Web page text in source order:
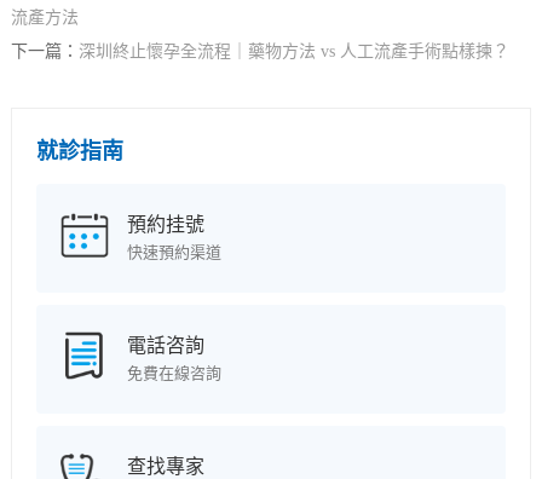
流產方法
下一篇： 深圳終止懷孕全流程｜藥物方法 vs 人工流產手術點樣揀？
就診指南
預約挂號
快速預約渠道
電話咨詢
免費在線咨詢
查找專家